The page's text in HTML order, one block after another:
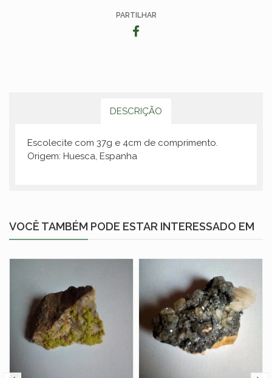
PARTILHAR
DESCRIÇÃO
Escolecite com 37g e 4cm de comprimento.
Origem: Huesca, Espanha
VOCÊ TAMBÉM PODE ESTAR INTERESSADO EM